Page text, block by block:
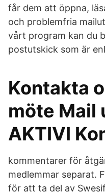
får dem att öppna,
och problemfria
vårt program kan du
postutskick som är
Kontakta
möte Mail
AKTIVI
kommentarer för
medlemmar separat.
för att ta del av